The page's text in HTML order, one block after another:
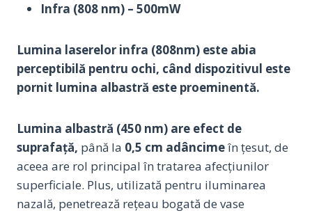
Infra (808 nm) – 500mW
Lumina laserelor infra (808nm) este abia
perceptibilă pentru ochi, când dispozitivul este
pornit lumina albastră este proeminentă.
Lumina albastră (450 nm) are efect de
suprafață, până la 0,5 cm adâncimeîn țesut, de
aceea are rol principal în tratarea afecțiunilor
superficiale. Plus, utilizată pentru iluminarea
nazală, penetrează rețeau bogată de vase